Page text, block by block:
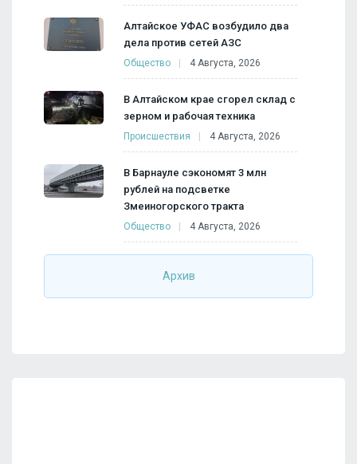
Алтайское УФАС возбудило два
дела против сетей АЗС
Общество 4 Августа, 2026
В Алтайском крае сгорел склад с
зерном и рабочая техника
Происшествия 4 Августа, 2026
В Барнауле сэкономят 3 млн
рублей на подсветке
Змеиногорского тракта
Общество 4 Августа, 2026
Архив